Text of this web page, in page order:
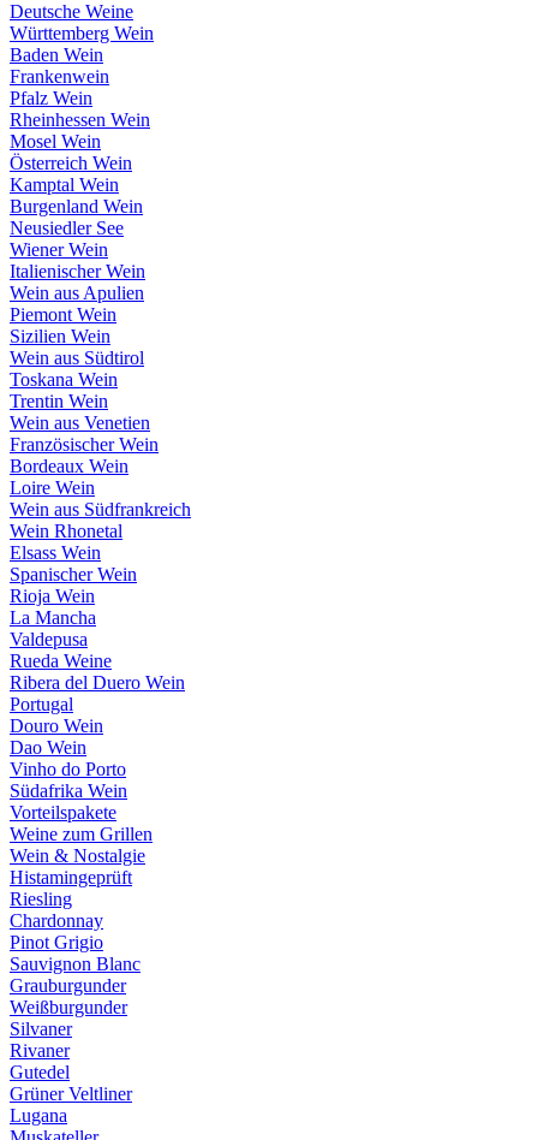
Deutsche Weine
Württemberg Wein
Baden Wein
Frankenwein
Pfalz Wein
Rheinhessen Wein
Mosel Wein
Österreich Wein
Kamptal Wein
Burgenland Wein
Neusiedler See
Wiener Wein
Italienischer Wein
Wein aus Apulien
Piemont Wein
Sizilien Wein
Wein aus Südtirol
Toskana Wein
Trentin Wein
Wein aus Venetien
Französischer Wein
Bordeaux Wein
Loire Wein
Wein aus Südfrankreich
Wein Rhonetal
Elsass Wein
Spanischer Wein
Rioja Wein
La Mancha
Valdepusa
Rueda Weine
Ribera del Duero Wein
Portugal
Douro Wein
Dao Wein
Vinho do Porto
Südafrika Wein
Vorteilspakete
Weine zum Grillen
Wein & Nostalgie
Histamingeprüft
Riesling
Chardonnay
Pinot Grigio
Sauvignon Blanc
Grauburgunder
Weißburgunder
Silvaner
Rivaner
Gutedel
Grüner Veltliner
Lugana